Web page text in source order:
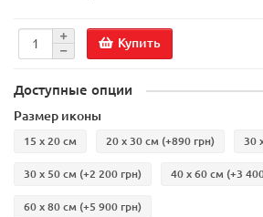
Купить
Доступные опции
Размер иконы
15 х 20 см 20 х 30 см (+890 грн) 30
30 х 50 см (+2 200 грн) 40 х 60 см (+3
60 х 80 см (+5 900 грн)